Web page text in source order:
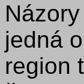
jedná
region